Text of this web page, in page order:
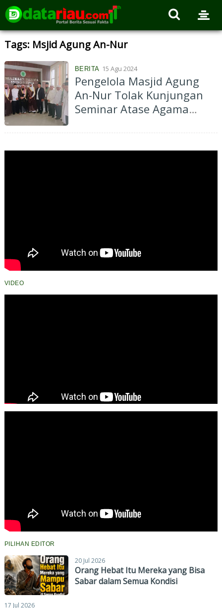
Tags: Msjid Agung An-Nur
BERITA 15 Agu 2024
Pengelola Masjid Agung
An-Nur Tolak Kunjungan
Seminar Atase Agama
Saudi, MUI Riau:
Keputusan Kurang Bijak
VIDEO
PILIHAN EDITOR
20 Jul 2026
Orang Hebat Itu Mereka yang Bisa
Sabar dalam Semua Kondisi
17 Jul 2026